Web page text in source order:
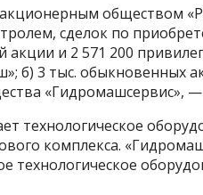
обществом
сделок по
акции и 2 571 200
б) 3 тыс. обыкновенных
«Гидромашсервис», —
технологическое
комплекса.
технологическое